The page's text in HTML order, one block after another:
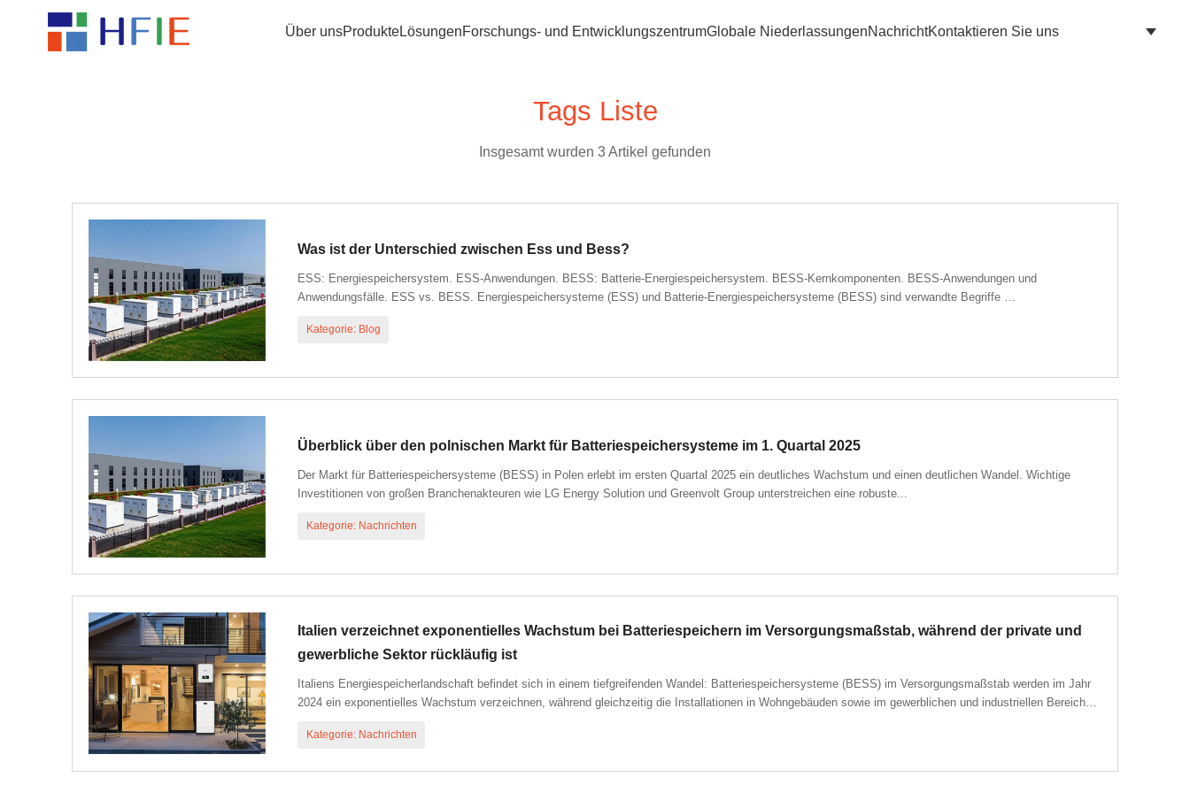
Über unsProdukteLösungenForschungs- und EntwicklungszentrumGlobale NiederlassungenNachrichtKontaktieren Sie uns
Tags Liste
Insgesamt wurden 3 Artikel gefunden
Was ist der Unterschied zwischen Ess und Bess?
ESS: Energiespeichersystem. ESS-Anwendungen. BESS: Batterie-Energiespeichersystem. BESS-Kernkomponenten. BESS-Anwendungen und
Anwendungsfälle. ESS vs. BESS. Energiespeichersysteme (ESS) und Batterie-Energiespeichersysteme (BESS) sind verwandte Begriffe …
Kategorie: Blog
Überblick über den polnischen Markt für Batteriespeichersysteme im 1. Quartal 2025
Der Markt für Batteriespeichersysteme (BESS) in Polen erlebt im ersten Quartal 2025 ein deutliches Wachstum und einen deutlichen Wandel. Wichtige
Investitionen von großen Branchenakteuren wie LG Energy Solution und Greenvolt Group unterstreichen eine robuste...
Kategorie: Nachrichten
Italien verzeichnet exponentielles Wachstum bei Batteriespeichern im Versorgungsmaßstab, während der private und
gewerbliche Sektor rückläufig ist
Italiens Energiespeicherlandschaft befindet sich in einem tiefgreifenden Wandel: Batteriespeichersysteme (BESS) im Versorgungsmaßstab werden im Jahr
2024 ein exponentielles Wachstum verzeichnen, während gleichzeitig die Installationen in Wohngebäuden sowie im gewerblichen und industriellen Bereich
Kategorie: Nachrichten